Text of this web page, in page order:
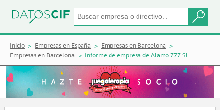
Inicio Empresas en España
Empresas en Barcelona
Empresas en Barcelona
Informe de empresa de Alamo 777 Sl